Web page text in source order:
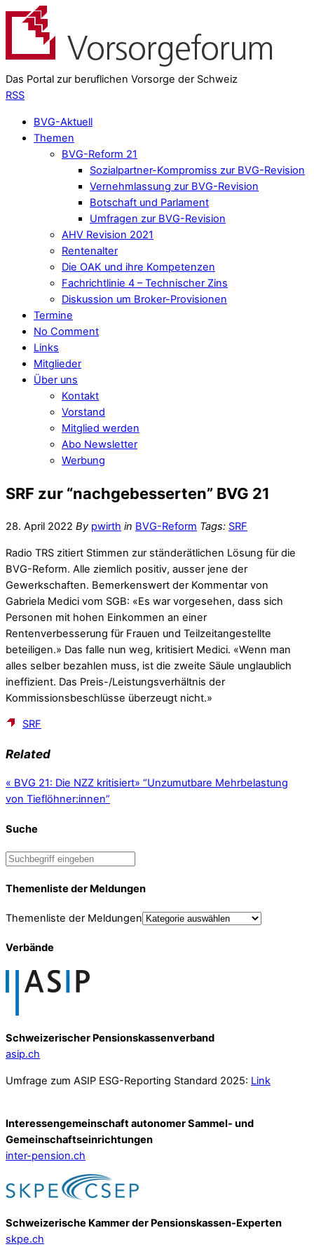
Das Portal zur beruflichen Vorsorge der Schweiz
RSS
BVG-Aktuell
Themen
BVG-Reform 21
Sozialpartner-Kompromiss zur BVG-Revision
Vernehmlassung zur BVG-Revision
Botschaft und Parlament
Umfragen zur BVG-Revision
AHV Revision 2021
Rentenalter
Die OAK und ihre Kompetenzen
Fachrichtlinie 4 – Technischer Zins
Diskussion um Broker-Provisionen
Termine
No Comment
Links
Mitglieder
Über uns
Kontakt
Vorstand
Mitglied werden
Abo Newsletter
Werbung
SRF zur “nachgebesserten” BVG 21
28. April 2022 By pwirth in BVG-Reform Tags: SRF
Radio TRS zitiert Stimmen zur ständerätlichen Lösung für die
BVG-Reform. Alle ziemlich positiv, ausser jene der
Gewerkschaften. Bemerkenswert der Kommentar von
Gabriela Medici vom SGB: «Es war vorgesehen, dass sich
Personen mit hohen Einkommen an einer
Rentenverbesserung für Frauen und Teilzeitangestellte
beteiligen.» Das falle nun weg, kritisiert Medici. «Wenn man
alles selber bezahlen muss, ist die zweite Säule unglaublich
ineffizient. Das Preis-/Leistungsverhältnis der
Kommissionsbeschlüsse überzeugt nicht.»
SRF
Related
« BVG 21: Die NZZ kritisiert» “Unzumutbare Mehrbelastung
von Tieflöhner:innen”
Suche
Themenliste der Meldungen
Themenliste der Meldungen
Verbände
Schweizerischer Pensionskassenverband
asip.ch
Umfrage zum ASIP ESG-Reporting Standard 2025: Link
Interessengemeinschaft autonomer Sammel- und
Gemeinschafts­einrichtungen
inter-pension.ch
Schweizerische Kammer der Pensionskassen-Experten
skpe.ch